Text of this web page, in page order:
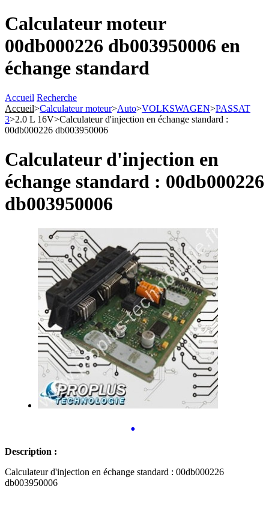
Calculateur moteur
00db000226 db003950006 en
échange standard
Accueil Recherche
Accueil>Calculateur moteur>Auto>VOLKSWAGEN>PASSAT
3>2.0 L 16V>Calculateur d'injection en échange standard :
00db000226 db003950006
Calculateur d'injection en
échange standard : 00db000226
db003950006
•
Description :
Calculateur d'injection en échange standard : 00db000226
db003950006